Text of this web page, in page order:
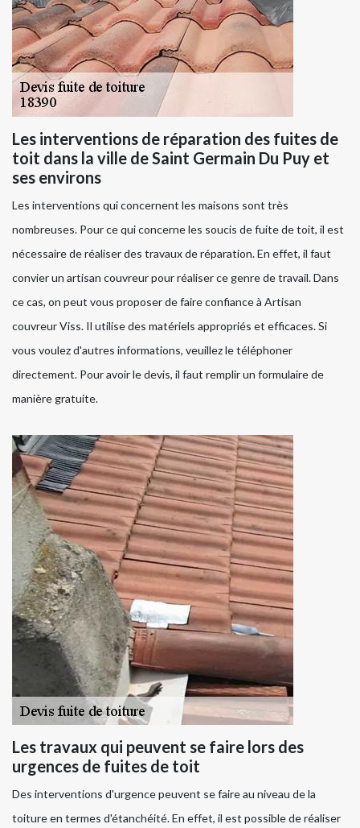
Les interventions de réparation des fuites de
toit dans la ville de Saint Germain Du Puy et
ses environs
Les interventions qui concernent les maisons sont très
nombreuses. Pour ce qui concerne les soucis de fuite de toit, il est
nécessaire de réaliser des travaux de réparation. En effet, il faut
convier un artisan couvreur pour réaliser ce genre de travail. Dans
ce cas, on peut vous proposer de faire confiance à Artisan
couvreur Viss. Il utilise des matériels appropriés et efficaces. Si
vous voulez d'autres informations, veuillez le téléphoner
directement. Pour avoir le devis, il faut remplir un formulaire de
manière gratuite.
Les travaux qui peuvent se faire lors des
urgences de fuites de toit
Des interventions d'urgence peuvent se faire au niveau de la
toiture en termes d'étanchéité. En effet, il est possible de réaliser